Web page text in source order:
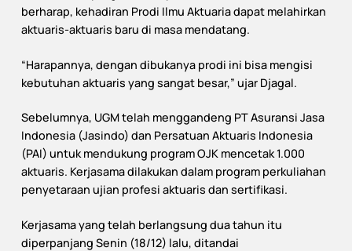
berharap, kehadiran Prodi Ilmu Aktuaria dapat melahirkan
aktuaris-aktuaris baru di masa mendatang.
“Harapannya, dengan dibukanya prodi ini bisa mengisi
kebutuhan aktuaris yang sangat besar,” ujar Djagal.
Sebelumnya, UGM telah menggandeng PT Asuransi Jasa
Indonesia (Jasindo) dan Persatuan Aktuaris Indonesia
(PAI) untuk mendukung program OJK mencetak 1.000
aktuaris. Kerjasama dilakukan dalam program perkuliahan
penyetaraan ujian profesi aktuaris dan sertifikasi.
Kerjasama yang telah berlangsung dua tahun itu
diperpanjang Senin (18/12) lalu, ditandai